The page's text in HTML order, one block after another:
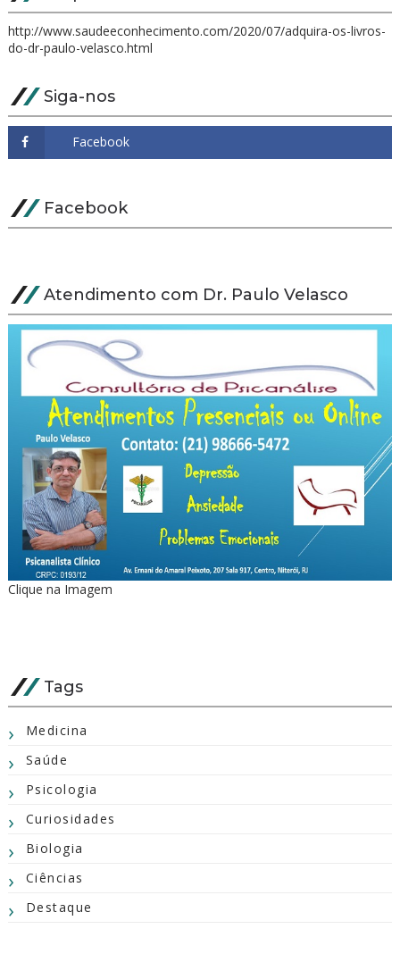
http://www.saudeeconhecimento.com/2020/07/adquira-os-livros-
do-dr-paulo-velasco.html
Siga-nos
Facebook
Atendimento com Dr. Paulo Velasco
Clique na Imagem
Tags
Medicina
Saúde
Psicologia
Curiosidades
Biologia
Ciências
Destaque